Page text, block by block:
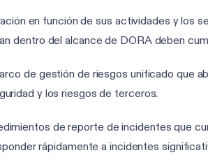
en función de sus actividades y los
dentro del alcance de DORA deben
de gestión de riesgos unificado que
y los riesgos de terceros.
de reporte de incidentes que
rápidamente a incidentes